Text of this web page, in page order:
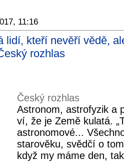
11:16
lidí, kteří nevěří vědě,
rozhlas
Český rozhlas
Astronom, astrofyzik a
ví, že je Země kulatá.
astronomové...
starověku, svědčí o
když my máme den,